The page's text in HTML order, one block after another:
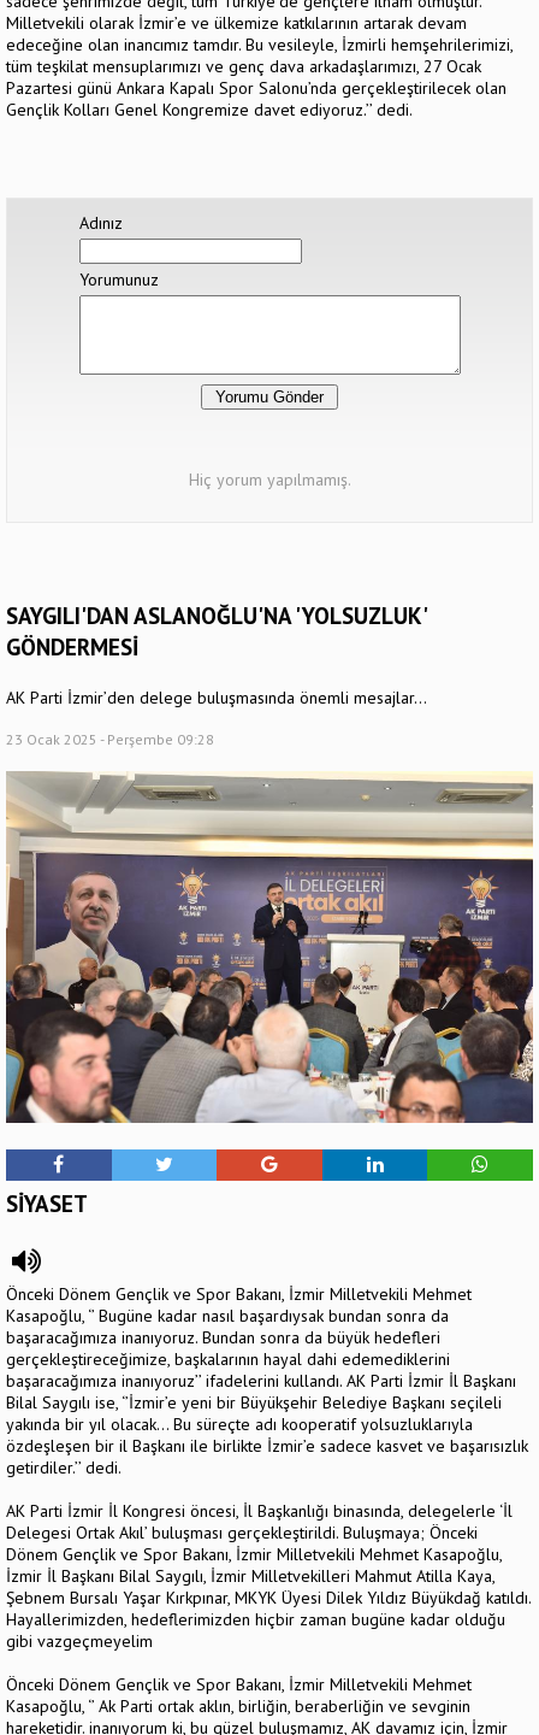
Milletvekili olarak İzmir’e ve ülkemize katkılarının artarak devam
edeceğine olan inancımız tamdır. Bu vesileyle, İzmirli hemşehrilerimizi,
tüm teşkilat mensuplarımızı ve genç dava arkadaşlarımızı, 27 Ocak
Pazartesi günü Ankara Kapalı Spor Salonu’nda gerçekleştirilecek olan
Gençlik Kolları Genel Kongremize davet ediyoruz.’’ dedi.
Adınız
Yorumunuz
Hiç yorum yapılmamış.
SAYGILI'DAN ASLANOĞLU'NA 'YOLSUZLUK'
GÖNDERMESİ
AK Parti İzmir’den delege buluşmasında önemli mesajlar…
23 Ocak 2025 - Perşembe 09:28
SİYASET
Önceki Dönem Gençlik ve Spor Bakanı, İzmir Milletvekili Mehmet
Kasapoğlu, ‘’ Bugüne kadar nasıl başardıysak bundan sonra da
başaracağımıza inanıyoruz. Bundan sonra da büyük hedefleri
gerçekleştireceğimize, başkalarının hayal dahi edemediklerini
başaracağımıza inanıyoruz’’ ifadelerini kullandı. AK Parti İzmir İl Başkanı
Bilal Saygılı ise, ‘’İzmir’e yeni bir Büyükşehir Belediye Başkanı seçileli
yakında bir yıl olacak… Bu süreçte adı kooperatif yolsuzluklarıyla
özdeşleşen bir il Başkanı ile birlikte İzmir’e sadece kasvet ve başarısızlık
getirdiler.’’ dedi.
AK Parti İzmir İl Kongresi öncesi, İl Başkanlığı binasında, delegelerle ‘İl
Delegesi Ortak Akıl’ buluşması gerçekleştirildi. Buluşmaya; Önceki
Dönem Gençlik ve Spor Bakanı, İzmir Milletvekili Mehmet Kasapoğlu,
İzmir İl Başkanı Bilal Saygılı, İzmir Milletvekilleri Mahmut Atilla Kaya,
Şebnem Bursalı Yaşar Kırkpınar, MKYK Üyesi Dilek Yıldız Büyükdağ katıldı.
Hayallerimizden, hedeflerimizden hiçbir zaman bugüne kadar olduğu
gibi vazgeçmeyelim
Önceki Dönem Gençlik ve Spor Bakanı, İzmir Milletvekili Mehmet
Kasapoğlu, ‘’ Ak Parti ortak aklın, birliğin, beraberliğin ve sevginin
hareketidir. inanıyorum ki, bu güzel buluşmamız, AK davamız için, İzmir